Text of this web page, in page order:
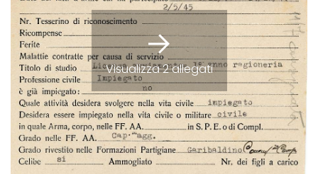
Visualizza 2 allegati